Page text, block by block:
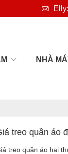

NHÀ
treo quần áo
treo quần áo hai